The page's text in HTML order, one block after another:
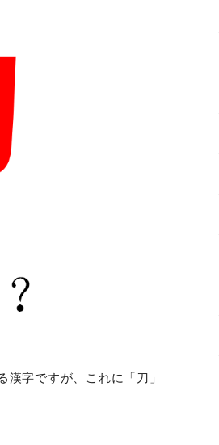
漢字ですが、これに「刀」